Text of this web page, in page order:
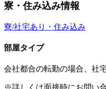
寮・住み込み情報
寮/社宅あり・住み込み
部屋タイプ
会社都合の転勤の場合、社